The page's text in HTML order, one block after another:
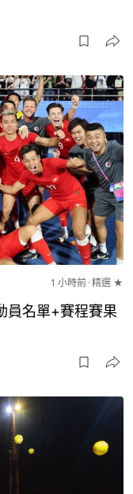
1 小時前 精選 ★
員名單+賽程賽果